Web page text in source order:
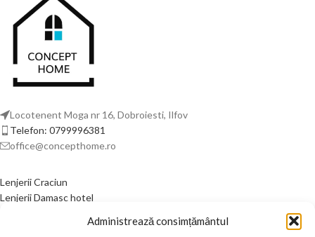
Administrează consimțământul
Locotenent Moga nr 16, Dobroiesti, Ilfov
Telefon: 0799996381
office@concepthome.ro
Lenjerii Craciun
Lenjerii Damasc hotel
Lenjerii de pat din finet